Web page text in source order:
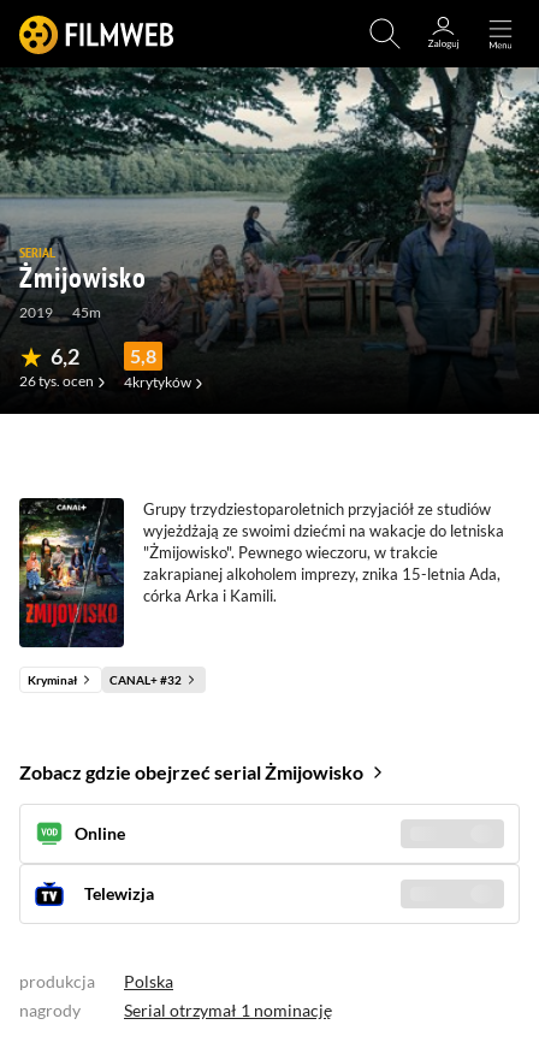
SERIAL
Żmijowisko
2019 45m
6,2
26 tys.ocen
5,8
4krytyków
Grupy trzydziestoparoletnich przyjaciół ze studiów
wyjeżdżają ze swoimi dziećmi na wakacje do letniska
"Żmijowisko". Pewnego wieczoru, w trakcie
zakrapianej alkoholem imprezy, znika 15-letnia Ada,
córka Arka i Kamili.
Kryminał CANAL+ #32
produkcja
Polska
nagrody
Serial otrzymał 1 nominację
Zobacz gdzie obejrzeć serial Żmijowisko
Online
Telewizja